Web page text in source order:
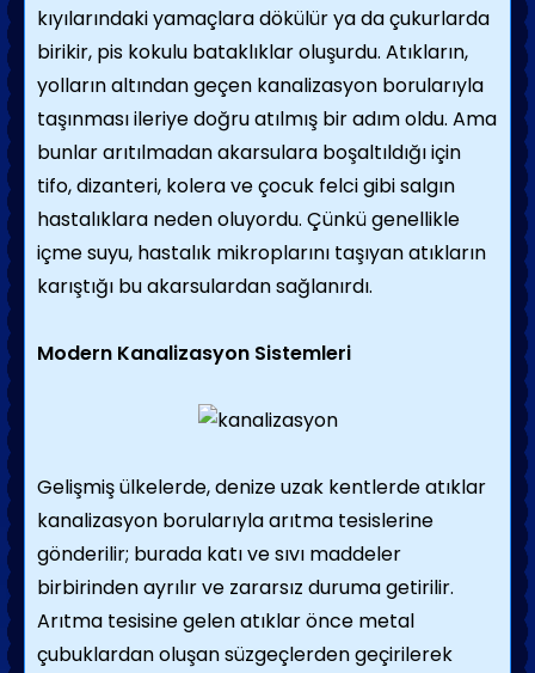
kıyılarındaki yamaçlara dökü­lür ya da çukurlarda
birikir, pis kokulu bataklıklar oluşurdu. Atıkların,
yolların altın­dan geçen kanalizasyon borularıyla
taşınması ileriye doğru atılmış bir adım oldu. Ama
bunlar arıtılmadan akarsulara boşaltıldığı için
tifo, dizanteri, kolera ve çocuk felci gibi salgın
hastalıklara neden oluyordu. Çünkü genellik­le
içme suyu, hastalık mikroplarını taşıyan atıkların
karıştığı bu akarsulardan sağlanırdı.
Modern Kanalizasyon Sistemleri
Gelişmiş ülkelerde, denize uzak kentlerde atıklar
kanalizasyon borularıyla arıtma tesis­lerine
gönderilir; burada katı ve sıvı maddeler
birbirinden ayrılır ve zararsız duruma geti­rilir.
Arıtma tesisine gelen atıklar önce metal
çubuklardan oluşan süzgeçlerden geçirilerek